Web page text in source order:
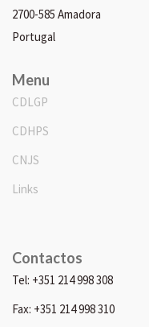
2700-585 Amadora
Portugal
Menu
CDLGP
CDHPS
CNJS
Links
Contactos
Tel: +351 214 998 308
Fax: +351 214 998 310